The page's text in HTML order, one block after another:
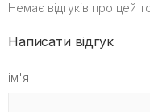
Немає відгуків про цей
Написати відгук
ім'я